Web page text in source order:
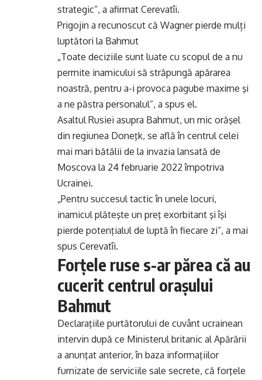
strategic”, a afirmat Cerevatîi.
Prigojin a recunoscut că Wagner pierde mulți
luptători la Bahmut
„Toate deciziile sunt luate cu scopul de a nu
permite inamicului să străpungă apărarea
noastră, pentru a-i provoca pagube maxime şi
a ne păstra personalul”, a spus el.
Asaltul Rusiei asupra Bahmut, un mic orăşel
din regiunea Doneţk, se află în centrul celei
mai mari bătălii de la invazia lansată de
Moscova la 24 februarie 2022 împotriva
Ucrainei.
„Pentru succesul tactic în unele locuri,
inamicul plăteşte un preţ exorbitant şi îşi
pierde potenţialul de luptă în fiecare zi”, a mai
spus Cerevatîi.
Forţele ruse s-ar părea că au
cucerit centrul oraşului
Bahmut
Declaraţiile purtătorului de cuvânt ucrainean
intervin după ce Ministerul britanic al Apărării
a anunţat anterior, în baza informaţiilor
furnizate de serviciile sale secrete, că forţele